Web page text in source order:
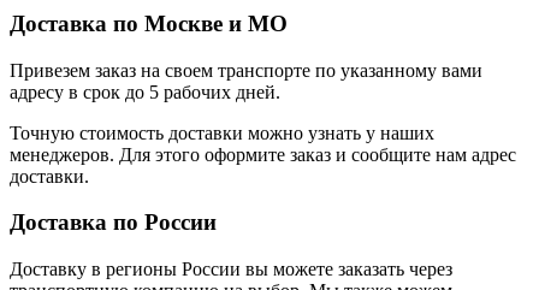
Доставка по Москве и МО
Привезем заказ на своем транспорте по указанному вами
адресу в срок до 5 рабочих дней.
Точную стоимость доставки можно узнать у наших
менеджеров. Для этого оформите заказ и сообщите нам адрес
доставки.
Доставка по России
Доставку в регионы России вы можете заказать через